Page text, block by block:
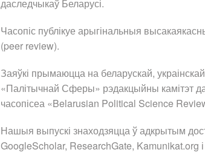
даследчыкаў Беларусі.
Часопіс публікуе арыгінальныя
(peer review).
Заяўкі прымаюцца на беларускай,
«Палітычнай Сферы» рэдакцыйны камітэт
часопісеа «Belarusian Political Science
Нашыя выпускі знаходзяцца ў адкрытым
GoogleScholar, ResearchGate, Kamunikat.org